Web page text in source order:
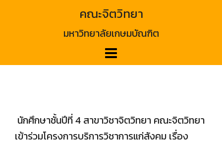
คณะจิตวิทยา
มหาวิทยาลัยเกษมบัณฑิต
นักศึกษาชั้นปีที่ 4 สาขาวิชาจิตวิทยา คณะจิตวิทยา
เข้าร่วมโครงการบริการวิชาการแก่สังคม เรื่อง